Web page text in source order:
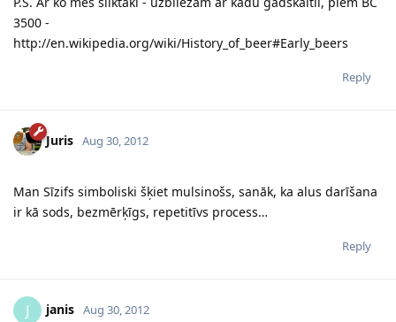
3500 -
http://en.wikipedia.org/wiki/History_of_beer#Early_beers
Reply
Juris Aug 30, 2012
Man Sīzifs simboliski šķiet mulsinošs, sanāk, ka alus darīšana
ir kā sods, bezmērķīgs, repetitīvs process…
Reply
J janis Aug 30, 2012